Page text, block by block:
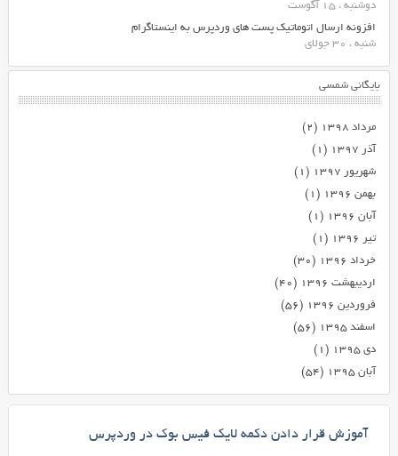
دوشنبه ، 15 آگوست
افزونه ارسال اتوماتیک پست های وردپرس به اینستاگرام
شنبه ، 30 جولای
بایگانی شمسی
مرداد ۱۳۹۸
(۲)
آذر ۱۳۹۷
(۱)
شهریور ۱۳۹۷
(۱)
بهمن ۱۳۹۶
(۱)
آبان ۱۳۹۶
(۱)
تیر ۱۳۹۶
(۱)
خرداد ۱۳۹۶
(۳۰)
اردیبهشت ۱۳۹۶
(۴۰)
فروردین ۱۳۹۶
(۵۶)
اسفند ۱۳۹۵
(۵۶)
دی ۱۳۹۵
(۱)
آبان ۱۳۹۵
(۵۴)
آموزش قرار دادن دکمه لایک فیس بوک در وردپرس